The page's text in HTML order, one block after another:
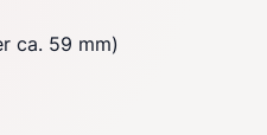
ca. 59 mm)